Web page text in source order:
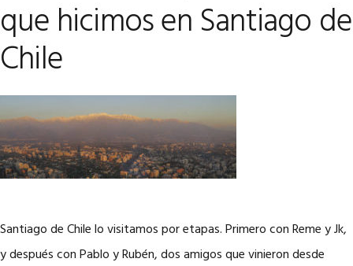
que hicimos en Santiago de
Chile
Santiago de Chile lo visitamos por etapas. Primero con Reme y Jk,
y después con Pablo y Rubén, dos amigos que vinieron desde